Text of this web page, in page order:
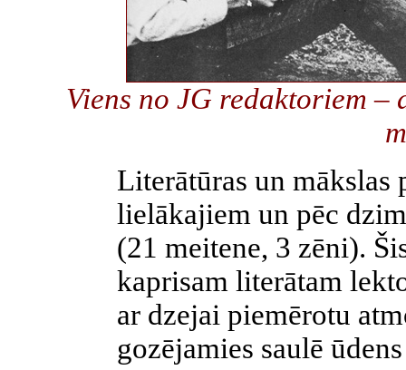
Viens no JG redaktoriem
Literātūras un mākslas
lielākajiem un pēc
(21 meitene, 3 zēni).
kaprisam literātam
ar dzejai piemērotu
gozējamies saulē